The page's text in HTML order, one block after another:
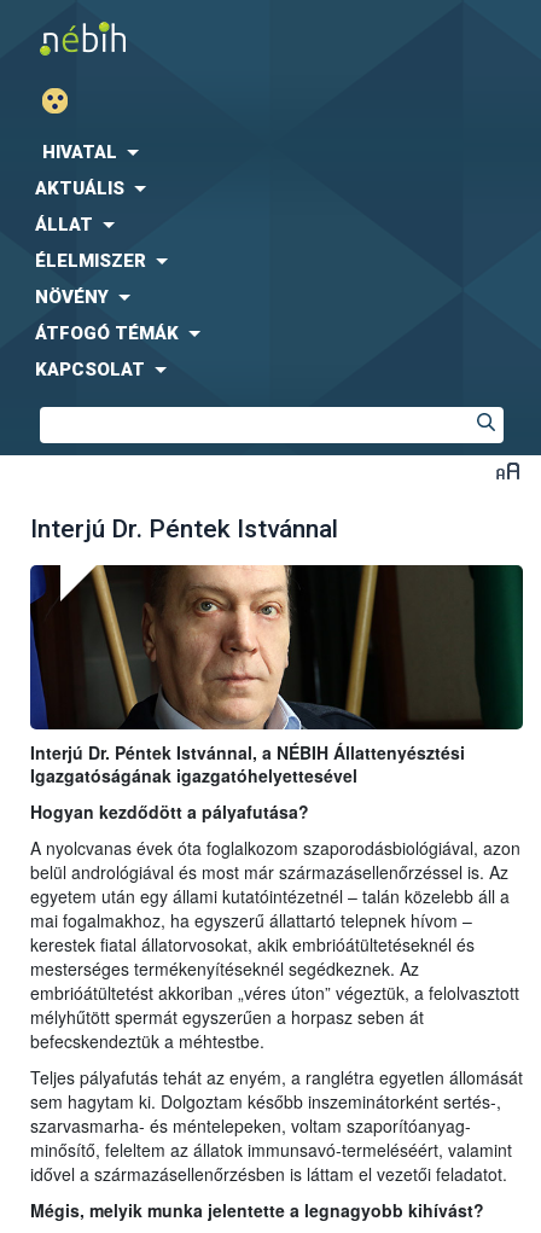
HIVATAL
AKTUÁLIS
ÁLLAT
ÉLELMISZER
NÖVÉNY
ÁTFOGÓ TÉMÁK
KAPCSOLAT
Interjú Dr. Péntek Istvánnal
Interjú Dr. Péntek Istvánnal, a NÉBIH Állattenyésztési
Igazgatóságának igazgatóhelyettesével
Hogyan kezdődött a pályafutása?
A nyolcvanas évek óta foglalkozom szaporodásbiológiával, azon
belül andrológiával és most már származásellenőrzéssel is. Az
egyetem után egy állami kutatóintézetnél – talán közelebb áll a
mai fogalmakhoz, ha egyszerű állattartó telepnek hívom –
kerestek fiatal állatorvosokat, akik embrióátültetéseknél és
mesterséges termékenyítéseknél segédkeznek. Az
embrióátültetést akkoriban „véres úton” végeztük, a felolvasztott
mélyhűtött spermát egyszerűen a horpasz seben át
befecskendeztük a méhtestbe.
Teljes pályafutás tehát az enyém, a ranglétra egyetlen állomását
sem hagytam ki. Dolgoztam később inszeminátorként sertés-,
szarvasmarha- és méntelepeken, voltam szaporítóanyag-
minősítő, feleltem az állatok immunsavó-termeléséért, valamint
idővel a származásellenőrzésben is láttam el vezetői feladatot.
Mégis, melyik munka jelentette a legnagyobb kihívást?